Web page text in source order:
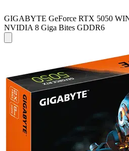
GIGABYTE GeForce RTX 5050
NVIDIA 8 Giga Bites GDDR6